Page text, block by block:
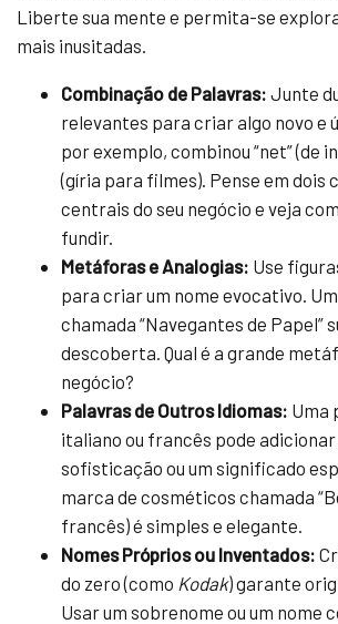
Liberte sua mente e permita-se
mais inusitadas.
Combinação de Palavras: Junte
relevantes para criar algo novo e
por exemplo, combinou “net” (de
(gíria para filmes). Pense em dois
centrais do seu negócio e veja
fundir.
Metáforas e Analogias: Use
para criar um nome evocativo.
chamada “Navegantes de Papel”
descoberta. Qual é a grande
negócio?
Palavras de Outros Idiomas: Uma
italiano ou francês pode adicionar
sofisticação ou um significado
marca de cosméticos chamada
francês) é simples e elegante.
Nomes Próprios ou Inventados:
do zero (como Kodak) garante
Usar um sobrenome ou um nome